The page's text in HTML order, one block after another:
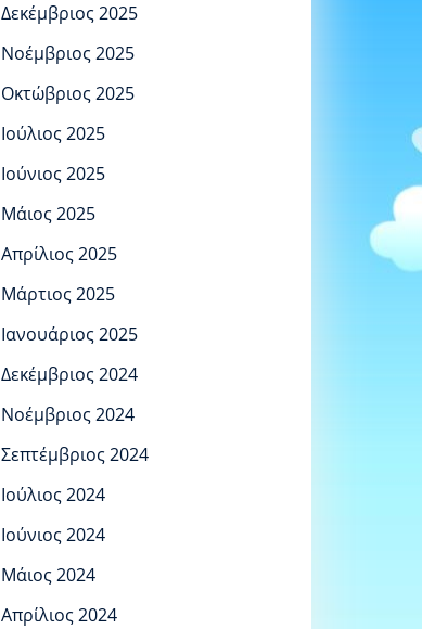
Δεκέμβριος 2025
Νοέμβριος 2025
Οκτώβριος 2025
Ιούλιος 2025
Ιούνιος 2025
Μάιος 2025
Απρίλιος 2025
Μάρτιος 2025
Ιανουάριος 2025
Δεκέμβριος 2024
Νοέμβριος 2024
Σεπτέμβριος 2024
Ιούλιος 2024
Ιούνιος 2024
Μάιος 2024
Απρίλιος 2024